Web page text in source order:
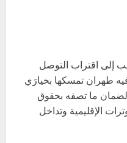
إلى اقتراب التوصل
طهران تمسكها بخيارَي
لضمان ما تصفه بحقوق
الإقليمية وتداخل